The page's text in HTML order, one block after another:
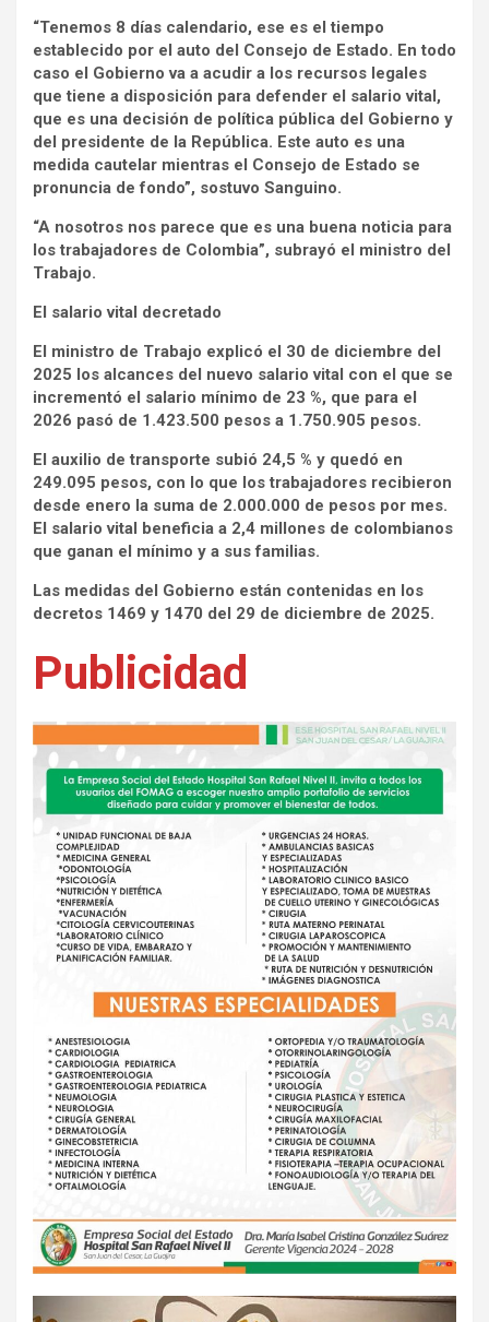
“Tenemos 8 días calendario, ese es el tiempo
establecido por el auto del Consejo de Estado. En todo
caso el Gobierno va a acudir a los recursos legales
que tiene a disposición para defender el salario vital,
que es una decisión de política pública del Gobierno y
del presidente de la República. Este auto es una
medida cautelar mientras el Consejo de Estado se
pronuncia de fondo”, sostuvo Sanguino.
“A nosotros nos parece que es una buena noticia para
los trabajadores de Colombia”, subrayó el ministro del
Trabajo.
El salario vital ​decretado
El ministro de Trabajo explicó el 30 de diciembre del
2025 los alcances del nuevo salario vital con el que se
incrementó el salario mínimo de 23 %, que para el
2026 pasó de 1.423.500 pesos a 1.750.905 pesos.
El auxilio de transporte subió 24,5 % y quedó en
249.095 pesos, con lo que los trabajadores recibieron
desde enero la suma de 2.000.000 de pesos por mes.
El salario vital beneficia a 2,4 millones de colombianos
que ganan el mínimo y a sus familias.
Las medidas del Gobierno están contenidas en los
decretos 1469 y 1470 del 29 de diciembre de 2025.
Publicidad